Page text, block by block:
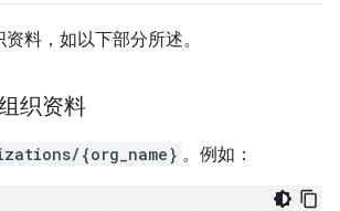
料，如以下部分所述。
织资料
{org_name} 。例如：